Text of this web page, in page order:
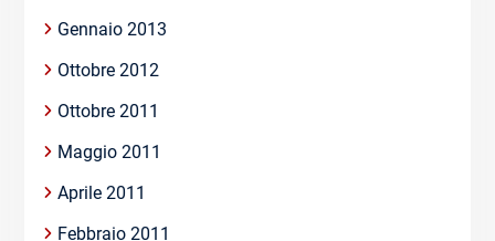
Gennaio 2013
Ottobre 2012
Ottobre 2011
Maggio 2011
Aprile 2011
Febbraio 2011